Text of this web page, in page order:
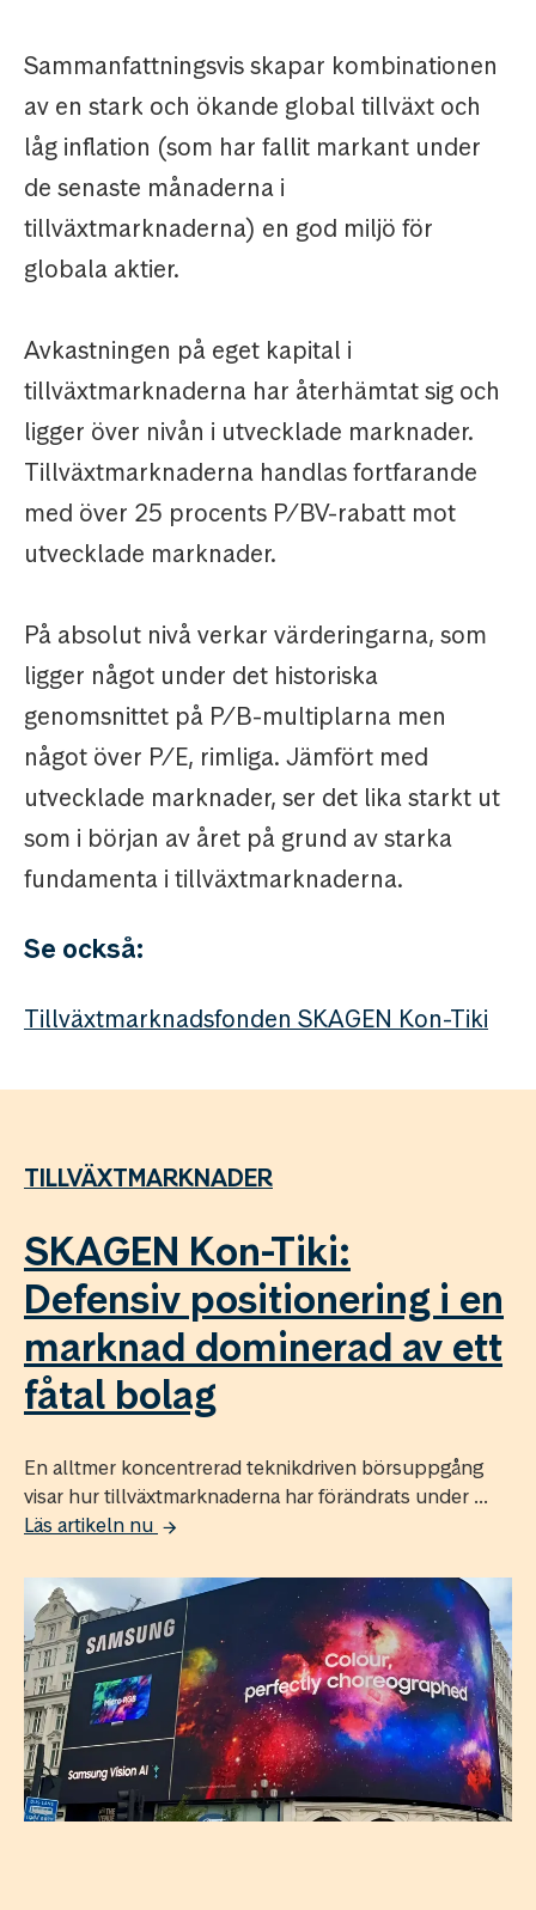
Sammanfattningsvis skapar kombinationen
av en stark och ökande global tillväxt och
låg inflation (som har fallit markant under
de senaste månaderna i
tillväxtmarknaderna) en god miljö för
globala aktier.
Avkastningen på eget kapital i
tillväxtmarknaderna har återhämtat sig och
ligger över nivån i utvecklade marknader.
Tillväxtmarknaderna handlas fortfarande
med över 25 procents P/BV-rabatt mot
utvecklade marknader.
På absolut nivå verkar värderingarna, som
ligger något under det historiska
genomsnittet på P/B-multiplarna men
något över P/E, rimliga. Jämfört med
utvecklade marknader, ser det lika starkt ut
som i början av året på grund av starka
fundamenta i tillväxtmarknaderna.
Se också:
Tillväxtmarknadsfonden SKAGEN Kon-Tiki
TILLVÄXTMARKNADER
SKAGEN Kon-Tiki:
Defensiv positionering i en
marknad dominerad av ett
fåtal bolag
En alltmer koncentrerad teknikdriven börsuppgång
visar hur tillväxtmarknaderna har förändrats under ...
Läs artikeln nu